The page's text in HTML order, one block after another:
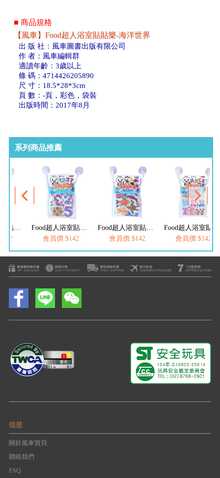
■ 商品規格
【風車】Food超人浴室貼貼樂-海洋世界
出 版 社：風車圖書出版有限公司
作 者：風車編輯群
適讀年齡：3歲以上
條 碼：4714426205890
尺 寸：18.5*28*3cm
頁 數：-頁，彩色，袋裝
出版時間：2017年8月
系列商品推薦
會員價:$142
會員價:$142
會員價:$142
信息
關於風車寶貝
聯絡我們
FAQ